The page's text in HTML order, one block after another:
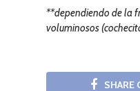
**dependiendo de la
voluminosos
SHARE